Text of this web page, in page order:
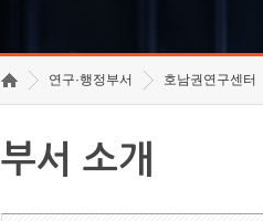
연구·행정부서 호남권연구센터
부서 소개